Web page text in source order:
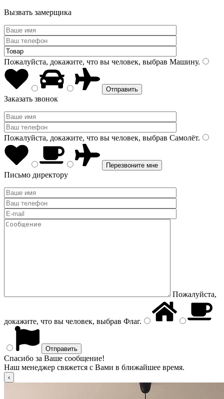
Вызвать замерщика
Пожалуйста, докажите, что вы человек, выбрав Машину.
Заказать звонок
Пожалуйста, докажите, что вы человек, выбрав Самолёт.
Письмо директору
Пожалуйста,
докажите, что вы человек, выбрав Флаг.
Спасибо за Ваше сообщение!
Наш менеджер свяжется с Вами в ближайшее время.